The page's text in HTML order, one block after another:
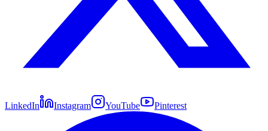
LinkedIn Instagram YouTube Pinterest